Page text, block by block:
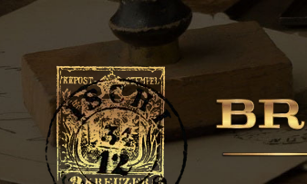
Zum
springen